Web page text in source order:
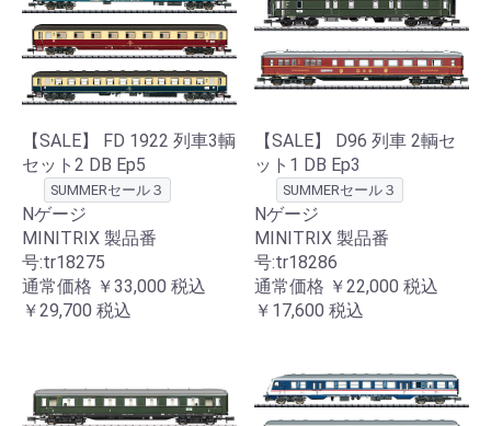
【SALE】 FD 1922 列車3輌
セット2 DB Ep5
SUMMERセール３
Nゲージ
MINITRIX 製品番
号:tr18275
通常価格 ￥33,000 税込
￥29,700 税込
【SALE】 D96 列車 2輌セ
ット1 DB Ep3
SUMMERセール３
Nゲージ
MINITRIX 製品番
号:tr18286
通常価格 ￥22,000 税込
￥17,600 税込